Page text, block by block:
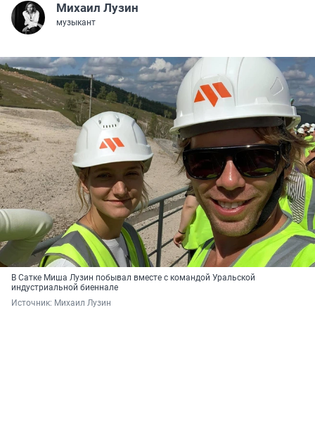
Михаил Лузин
музыкант
В Сатке Миша Лузин побывал вместе с командой Уральской
индустриальной биеннале
Источник: Михаил Лузин